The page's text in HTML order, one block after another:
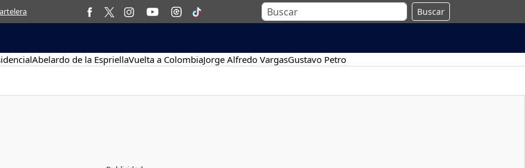
Buscar
Abelardo de la EspriellaVuelta a ColombiaJorge Alfredo VargasGustavo Petro